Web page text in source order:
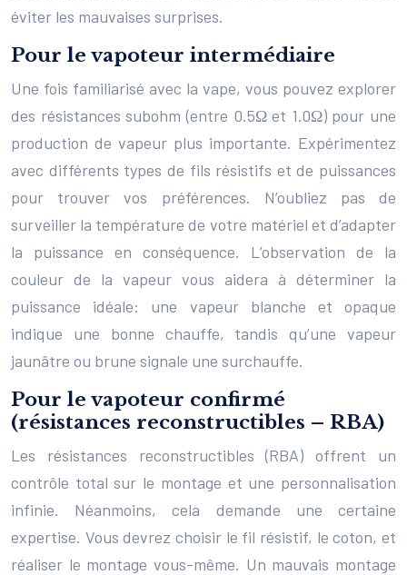
éviter les mauvaises surprises.
Pour le vapoteur intermédiaire
Une fois familiarisé avec la vape, vous pouvez explorer
des résistances subohm (entre 0.5Ω et 1.0Ω) pour une
production de vapeur plus importante. Expérimentez
avec différents types de fils résistifs et de puissances
pour trouver vos préférences. N’oubliez pas de
surveiller la température de votre matériel et d’adapter
la puissance en conséquence. L’observation de la
couleur de la vapeur vous aidera à déterminer la
puissance idéale: une vapeur blanche et opaque
indique une bonne chauffe, tandis qu’une vapeur
jaunâtre ou brune signale une surchauffe.
Pour le vapoteur confirmé
(résistances reconstructibles – RBA)
Les résistances reconstructibles (RBA) offrent un
contrôle total sur le montage et une personnalisation
infinie. Néanmoins, cela demande une certaine
expertise. Vous devrez choisir le fil résistif, le coton, et
réaliser le montage vous-même. Un mauvais montage